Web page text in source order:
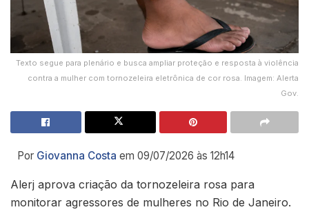
Texto segue para plenário e busca ampliar proteção e resposta à violência
contra a mulher com tornozeleira eletrônica de cor rosa. Imagem: Alerta
Gov.
Por Giovanna Costa em 09/07/2026 às 12h14
Alerj aprova criação da tornozeleira rosa para
monitorar agressores de mulheres no Rio de Janeiro.